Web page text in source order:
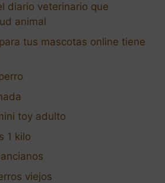
diario veterinario que
animal
tus mascotas online tiene
toy adulto
1 kilo
viejos